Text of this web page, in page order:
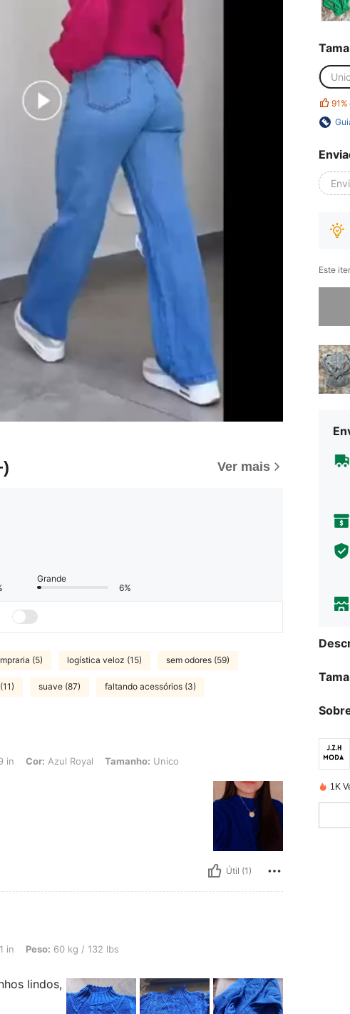
Ver mais
Grande
6%
(5) logística veloz (15) sem odores (59)
suave (87) faltando acessórios (3)
Royal, Tamanho: Unico
in Cor: Azul Royal Tamanho: Unico
Útil (1)
kg / 132 lbs, Cor: Azul Royal, Tamanho: Unico
in Peso: 60 kg / 132 lbs
lindos,
91%
Este
1K